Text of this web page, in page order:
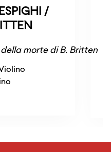
/
morte di B. Britten